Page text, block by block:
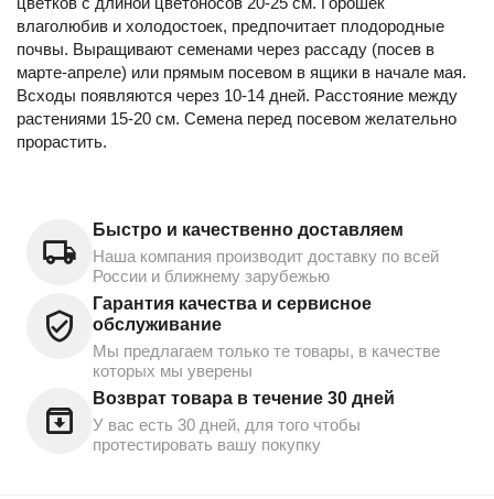
влаголюбив и холодостоек, предпочитает плодородные
почвы. Выращивают семенами через рассаду (посев в
марте-апреле) или прямым посевом в ящики в начале мая.
Всходы появляются через 10-14 дней. Расстояние между
растениями 15-20 см. Семена перед посевом желательно
прорастить.
Быстро и качественно доставляем
Наша компания производит доставку по всей
России и ближнему зарубежью
Гарантия качества и сервисное
обслуживание
Мы предлагаем только те товары, в качестве
которых мы уверены
Возврат товара в течение 30 дней
У вас есть 30 дней, для того чтобы
протестировать вашу покупку